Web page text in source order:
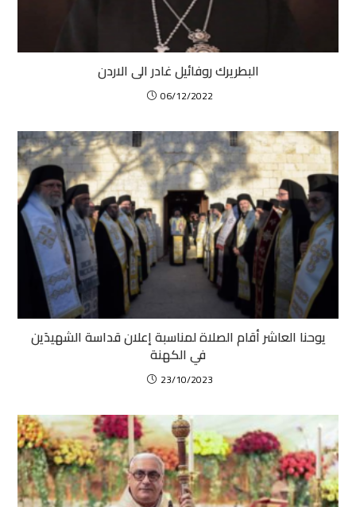
البطريرك روفائيل غادر الى الاردن
06/12/2022
يوحنا العاشر أقام الصلاة لمناسبة إعلان قداسة الشهيدَين
في الكهنة
23/10/2023